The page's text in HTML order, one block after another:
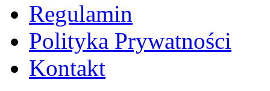
Regulamin
Polityka Prywatności
Kontakt